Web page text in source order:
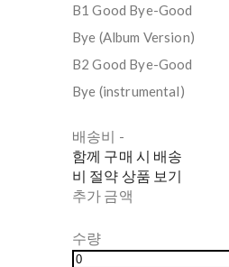
B1 Good Bye-Good
Bye (Album Version)
B2 Good Bye-Good
Bye (instrumental)
배송비 -
함께 구매 시 배송
비 절약 상품 보기
추가 금액
수량